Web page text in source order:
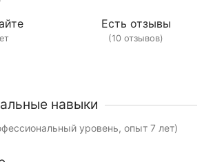
Есть отзывы
(10 отзывов)
навыки
уровень, опыт 7 лет)